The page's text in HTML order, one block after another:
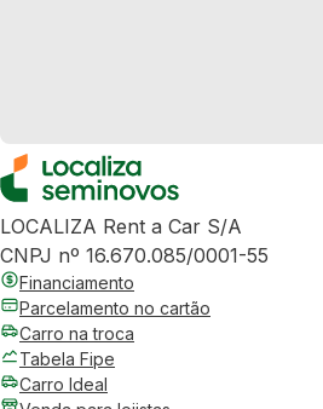
LOCALIZA Rent a Car S/A
CNPJ nº 16.670.085/0001-55
Financiamento
Parcelamento no cartão
Carro na troca
Tabela Fipe
Carro Ideal